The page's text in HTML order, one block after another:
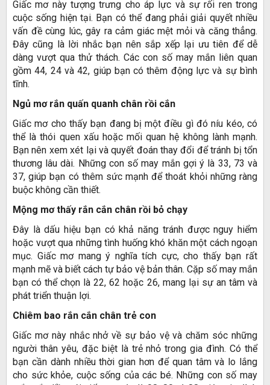
Giấc mơ này tượng trưng cho áp lực và sự rối ren trong
cuộc sống hiện tại. Bạn có thể đang phải giải quyết nhiều
vấn đề cùng lúc, gây ra cảm giác mệt mỏi và căng thẳng.
Đây cũng là lời nhắc bạn nên sắp xếp lại ưu tiên để dễ
dàng vượt qua thử thách. Các con số may mắn liên quan
gồm 44, 24 và 42, giúp bạn có thêm động lực và sự bình
tĩnh.
Ngủ mơ rắn quấn quanh chân rồi cắn
Giấc mơ cho thấy bạn đang bị một điều gì đó níu kéo, có
thể là thói quen xấu hoặc mối quan hệ không lành mạnh.
Bạn nên xem xét lại và quyết đoán thay đổi để tránh bị tổn
thương lâu dài. Những con số may mắn gợi ý là 33, 73 và
37, giúp bạn có thêm sức mạnh để thoát khỏi những ràng
buộc không cần thiết.
Mộng mơ thấy rắn cắn chân rồi bỏ chạy
Đây là dấu hiệu bạn có khả năng tránh được nguy hiểm
hoặc vượt qua những tình huống khó khăn một cách ngoạn
mục. Giấc mơ mang ý nghĩa tích cực, cho thấy bạn rất
mạnh mẽ và biết cách tự bảo vệ bản thân. Cặp số may mắn
bạn có thể chọn là 22, 62 hoặc 26, mang lại sự an tâm và
phát triển thuận lợi.
Chiêm bao rắn cắn chân trẻ con
Giấc mơ này nhắc nhở về sự bảo vệ và chăm sóc những
người thân yêu, đặc biệt là trẻ nhỏ trong gia đình. Có thể
bạn cần dành nhiều thời gian hơn để quan tâm và lo lắng
cho sức khỏe, cuộc sống của các bé. Những con số may